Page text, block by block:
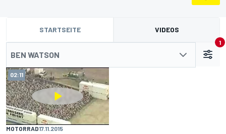
STARTSEITE VIDEOS
BEN WATSON
1
02:11
MOTORRAD17.11.2015